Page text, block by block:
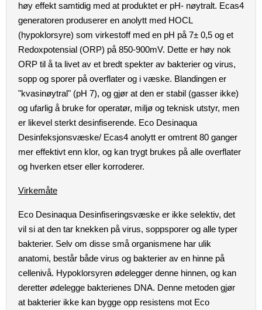
høy effekt samtidig med at produktet er pH- nøytralt. Ecas4
generatoren produserer en anolytt med HOCL
(hypoklorsyre) som virkestoff med en pH på 7± 0,5 og et
Redoxpotensial (ORP) på 850-900mV. Dette er høy nok
ORP til å ta livet av et bredt spekter av bakterier og virus,
sopp og sporer på overflater og i væske. Blandingen er
"kvasinøytral" (pH 7), og gjør at den er stabil (gasser ikke)
og ufarlig å bruke for operatør, miljø og teknisk utstyr, men
er likevel sterkt desinfiserende. Eco Desinaqua
Desinfeksjonsvæske/ Ecas4 anolytt er omtrent 80 ganger
mer effektivt enn klor, og kan trygt brukes på alle overflater
og hverken etser eller korroderer.
Virkemåte
Eco Desinaqua Desinfiseringsvæske er ikke selektiv, det
vil si at den tar knekken på virus, soppsporer og alle typer
bakterier. Selv om disse små organismene har ulik
anatomi, består både virus og bakterier av en hinne på
cellenivå. Hypoklorsyren ødelegger denne hinnen, og kan
deretter ødelegge bakterienes DNA. Denne metoden gjør
at bakterier ikke kan bygge opp resistens mot Eco